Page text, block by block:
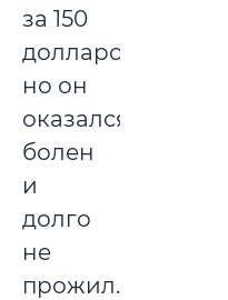
за 150
долларов,
но он
оказался
болен
и
долго
не
прожил.